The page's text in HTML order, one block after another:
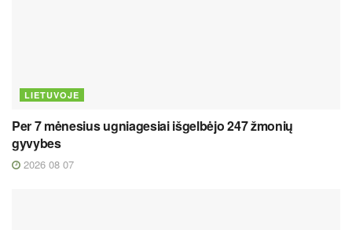
LIETUVOJE
Per 7 mėnesius ugniagesiai išgelbėjo 247 žmonių
gyvybes
2026 08 07